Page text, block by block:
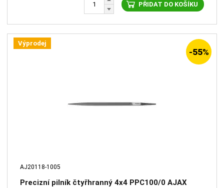
PŘIDAT DO KOŠÍKU
Výprodej
-55%
AJ20118-1005
Precizní pilník čtyřhranný 4x4 PPC100/0 AJAX